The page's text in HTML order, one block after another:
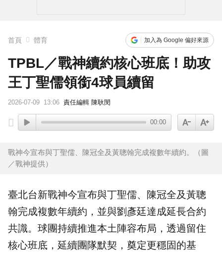
首頁 體育 加入為 Google 偏好來源
TPBL／戰神續約核心班底！助攻
王丁聖儒領銜4球員續留
2026-07-09 13:06 責任編輯 陳耿閔
00:00
戰神今宣布與丁聖儒、陳冠全及黃聰翰完成複數年續約。（圖
／戰神提供）
臺北台新戰神今宣布與丁聖儒、 陳冠全及黃聰
翰完成複數年續約，並與劉彥廷達成延長合約
共識。球團持續推進本土陣容布局，透過留住
核心班底，延續團隊默契，奠定更穩固的基